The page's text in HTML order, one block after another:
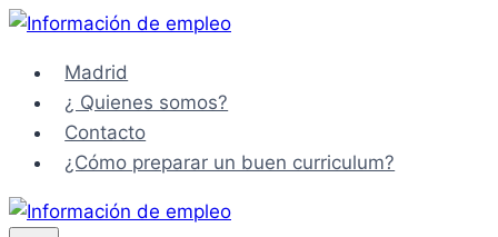
Saltar
contenidoMadrid
¿ Quienes somos?
Contacto
¿Cómo preparar un buen curriculum?